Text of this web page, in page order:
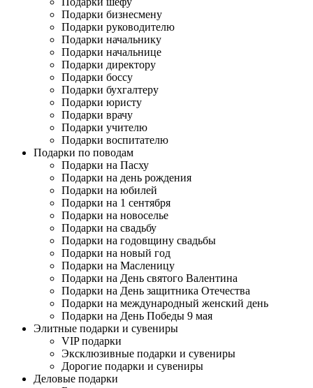
Подарки бизнесмену
Подарки руководителю
Подарки начальнику
Подарки начальнице
Подарки директору
Подарки боссу
Подарки бухгалтеру
Подарки юристу
Подарки врачу
Подарки учителю
Подарки воспитателю
Подарки по поводам
Подарки на Пасху
Подарки на день рождения
Подарки на юбилей
Подарки на 1 сентября
Подарки на новоселье
Подарки на свадьбу
Подарки на годовщину свадьбы
Подарки на новый год
Подарки на Масленицу
Подарки на День святого Валентина
Подарки на День защитника Отечества
Подарки на международный женский день
Подарки на День Победы 9 мая
Элитные подарки и сувениры
VIP подарки
Эксклюзивные подарки и сувениры
Дорогие подарки и сувениры
Деловые подарки